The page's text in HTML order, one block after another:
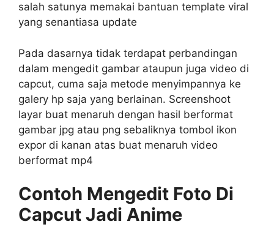
salah satunya memakai bantuan template viral
yang senantiasa update
Pada dasarnya tidak terdapat perbandingan
dalam mengedit gambar ataupun juga video di
capcut, cuma saja metode menyimpannya ke
galery hp saja yang berlainan. Screenshoot
layar buat menaruh dengan hasil berformat
gambar jpg atau png sebaliknya tombol ikon
expor di kanan atas buat menaruh video
berformat mp4
Contoh Mengedit Foto Di
Capcut Jadi Anime